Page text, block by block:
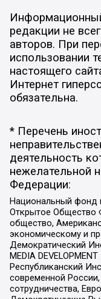
редакции не
авторов. При
использовании
настоящего
Интернет
обязательна.
* Перечень
деятельность
нежелательной
Федерации:
Национальный фонд
Открытое Общество
общество,
экономическому и
Демократический
MEDIA
Республиканский
современной
сотрудничества,